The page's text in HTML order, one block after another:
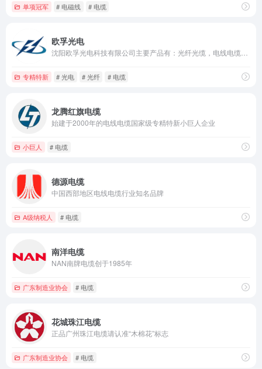
单项冠军 # 电磁线 # 电缆
欧孚光电
专精特新 # 光电 # 光纤 # 电缆
龙腾红旗电缆
始建于2000年的电线电缆国家级专精特新小巨人企业
小巨人 # 电缆
德源电缆
中国西部地区电线电缆行业知名品牌
A级纳税人 # 电缆
南洋电缆
NAN南牌电缆创于1985年
广东制造业协会 # 电缆
花城珠江电缆
正品广州珠江电缆请认准“木棉花”标志
广东制造业协会 # 电缆